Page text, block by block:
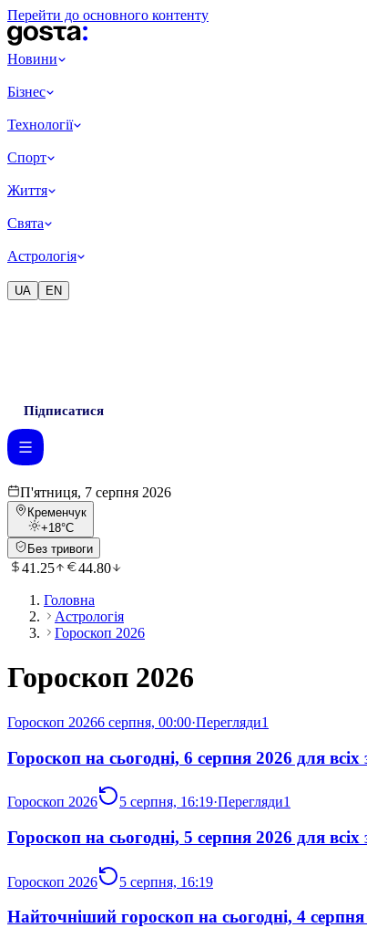
Перейти до основного контенту
Новини
Бізнес
Технології
Спорт
Життя
Свята
Астрологія
UA EN
Підписатися
П'ятниця, 7 серпня 2026
Кременчук
+18°C
Без тривоги
41.25 44.80
Головна
Астрологія
Гороскоп 2026
Гороскоп 2026
Гороскоп 20266 серпня, 00:00·Перегляди1
Гороскоп на сьогодні, 6 серпня 2026 для всіх
Гороскоп 2026 5 серпня, 16:19·Перегляди1
Гороскоп на сьогодні, 5 серпня 2026 для всіх
Гороскоп 2026 5 серпня, 16:19
Найточніший гороскоп на сьогодні, 4 серпня